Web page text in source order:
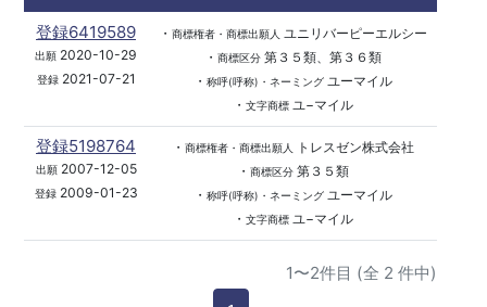
登録6419589
出願 2020-10-29
登録2021-07-21
・ 商標権者・商標出願人 ユニリバーピーエルシー
・ 商標区分第３５類、第３６類
・ 称呼(呼称)・ネーミングユーマイル
・ 文字商標ユ−マイル
登録5198764
出願2007-12-05
登録2009-01-23
・ 商標権者・商標出願人
トレスゼン株式会社
・ 商標区分第３５類
・ 称呼(呼称)・ネーミングユーマイル
・ 文字商標ユ−マイル
1〜2件目 (全 2 件中)